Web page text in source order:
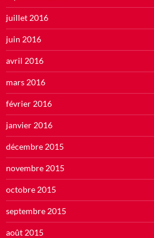
juillet 2016
juin 2016
avril 2016
mars 2016
février 2016
janvier 2016
décembre 2015
novembre 2015
octobre 2015
septembre 2015
août 2015